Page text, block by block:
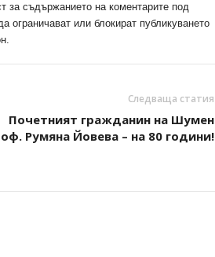
за съдържанието на коментарите под
ограничават или блокират публикуването
Следваща статия
Почетният гражданин на Шумен
Румяна Йовева – на 80 години!